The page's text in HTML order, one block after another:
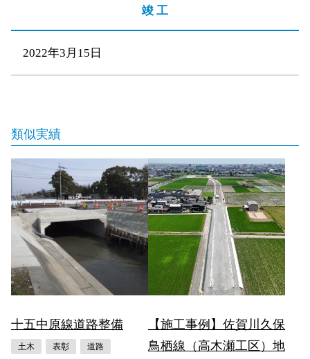
竣 工
2022年3月15日
類似実績
十五中原線道路整備
土木 表彰 道路
【施工事例】佐賀川久保
鳥栖線（高木瀬工区）地